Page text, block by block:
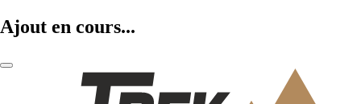
Ajout en cours...